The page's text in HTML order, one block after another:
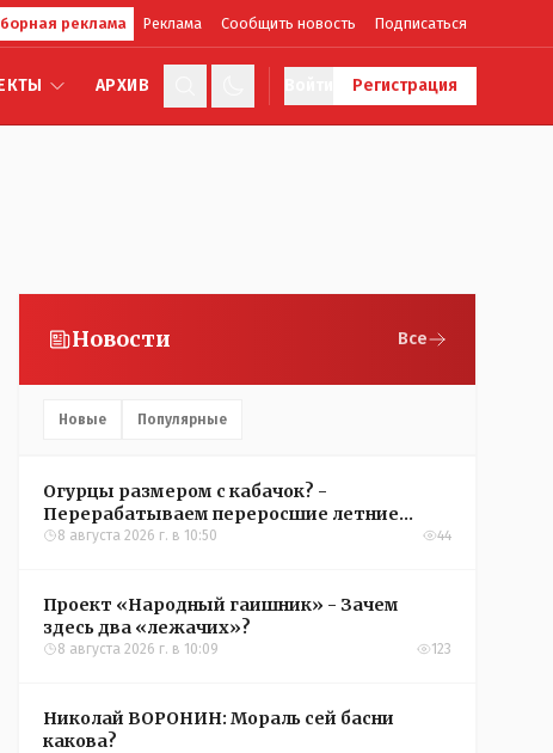
реклама Реклама Сообщить новость Подписаться
АРХИВ Регистрация
Новости Все
Новые Популярные
Огурцы размером с кабачок? -
Перерабатываем переросшие летние
овощи, чтобы вкусно съесть зимой
8 августа 2026 г. в 10:50 44
Проект «Народный гаишник» - Зачем
здесь два «лежачих»?
8 августа 2026 г. в 10:09 123
Николай ВОРОНИН: Мораль сей басни
какова?